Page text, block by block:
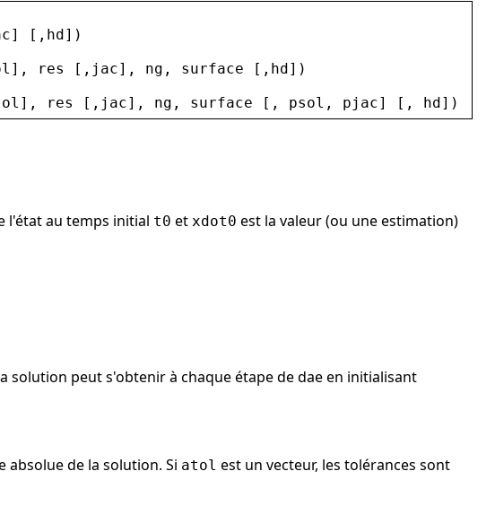
] [, hd])
], res [, jac], ng , surface [, hd])
], res [, jac], ng , surface [, psol , pjac] [, hd])
l'état au temps initial t0 et xdot0 est la valeur (ou une estimation)
solution peut s'obtenir à chaque étape de dae en initialisant
absolue de la solution. Si atol est un vecteur, les tolérances sont